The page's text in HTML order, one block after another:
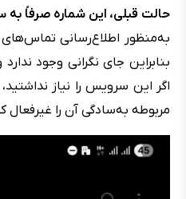
حالت قبلی، این شماره صرفاً
به‌منظور اطلاع‌رسانی
بنابراین جای نگرانی وجود
اگر این سرویس را نیاز
مربوطه به‌سادگی آن را غیرفعال